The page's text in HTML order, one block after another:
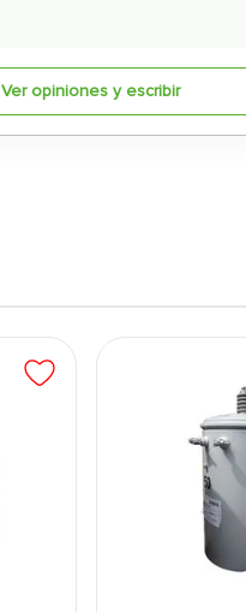
Ver opiniones y escribir